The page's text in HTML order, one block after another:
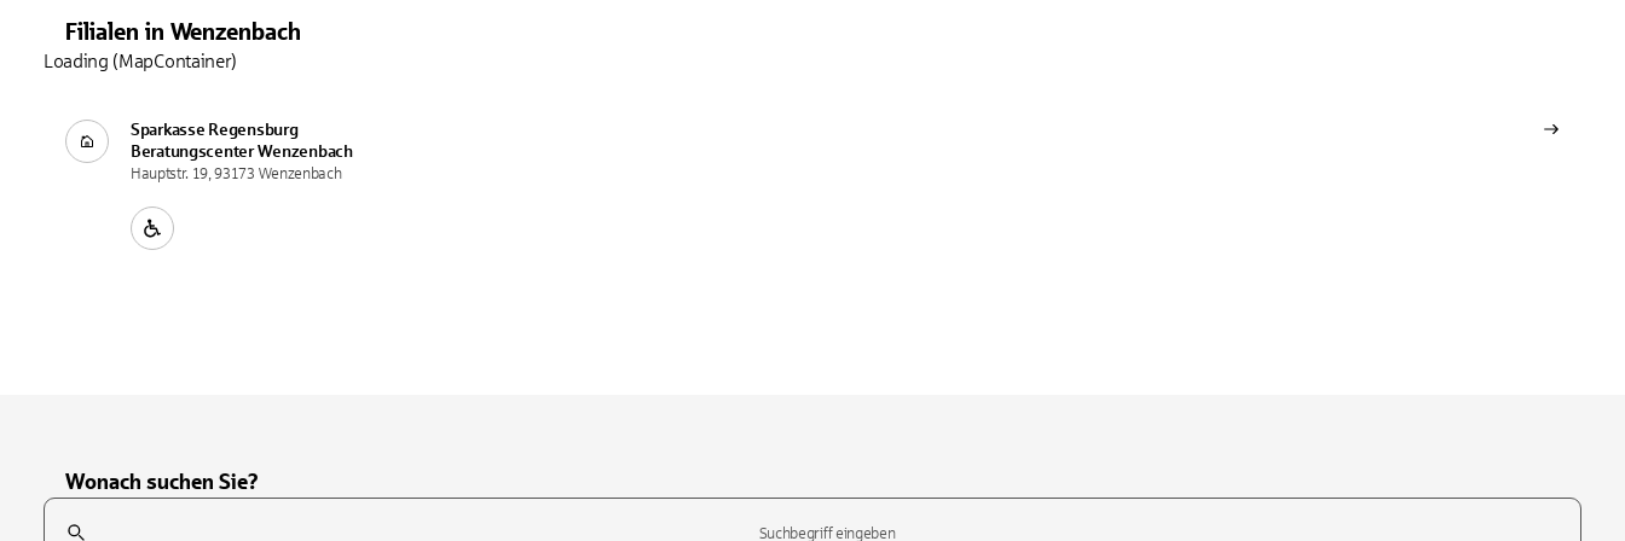
Filialen in Wenzenbach
Sparkasse Regensburg
Beratungscenter Wenzenbach
Hauptstr. 19, 93173 Wenzenbach
Loading (MapContainer)
Wonach suchen Sie?
Suchfeld